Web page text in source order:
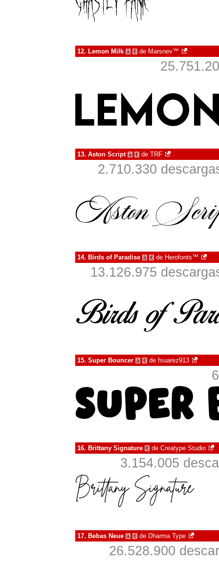
12. Lemon Milk à € de Marsnev™
13. Aston Script à € de TRF
2.710.330
14. Birds of Paradise à € de Herofonts™
13.126.975
15. Super Bouncer à € de fsuarez913
16. Brittany Signature € de Creatype Studio
3.154.005
17. Bebas Neue à € de Dharma Type
26.528.900